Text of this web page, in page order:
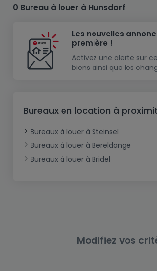
Maison
Maison mitoyenne
Maison jumelée
Château
Corps de ferme
Châlet
Appartement
Chambre
Studio
Triplex
Mansarde
Rez-de-chaussée
Résidence
Lotissement
Maison à construire
Modèle de maison
Immeuble de rapport
Terrain non constructible
Garage - Parking
Garage fermé
Bureau
Local commercial
Fonds de Commerce
0 Bureau à louer à Hunsdorf
Les nouvelles
première !
Activez une alerte sur
biens ainsi que les
Bureaux en location à
Bureaux à louer à Steinsel
Bureaux à louer à Bereldange
Bureaux à louer à Bridel
Modifiez vos